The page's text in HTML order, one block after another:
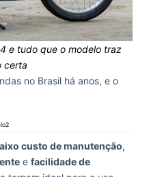
e tudo que o modelo traz
certa
no Brasil há anos, e o
custo de manutenção,
e facilidade de